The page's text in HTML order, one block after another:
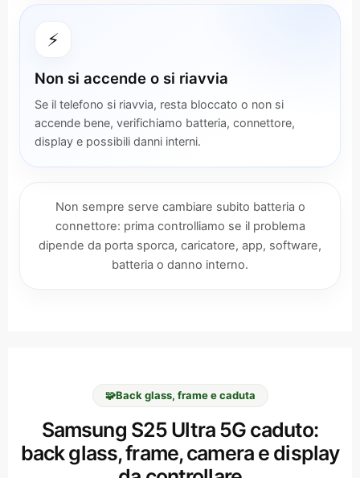
⚡
Non si accende o si riavvia
Se il telefono si riavvia, resta bloccato o non si
accende bene, verifichiamo batteria, connettore,
display e possibili danni interni.
Non sempre serve cambiare subito batteria o
connettore: prima controlliamo se il problema
dipende da porta sporca, caricatore, app, software,
batteria o danno interno.
🧩Back glass, frame e caduta
Samsung S25 Ultra 5G caduto:
back glass, frame, camera e display